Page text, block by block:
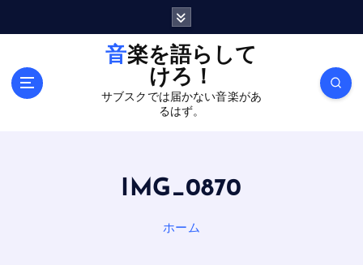
音楽を語らして
けろ！
サブスクでは届かない音楽があ
るはず。
IMG_0870
ホーム